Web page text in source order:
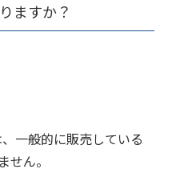
ますか？
一般的に販売している
ん。